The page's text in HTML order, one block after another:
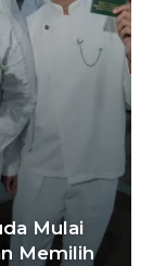
Mulai
Memilih